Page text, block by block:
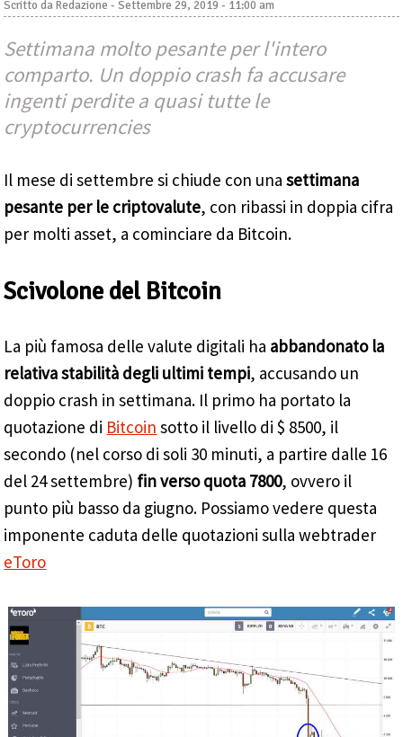
Scritto daRedazione -Settembre 29, 2019 - 11:00 am
Settimana molto pesante per l'intero
comparto. Un doppio crash fa accusare
ingenti perdite a quasi tutte le
cryptocurrencies
Il mese di settembre si chiude con unasettimana
pesante per le criptovalute, con ribassi in doppia cifra
per molti asset, a cominciare da Bitcoin.
Scivolone del Bitcoin
La più famosa delle valute digitali ha abbandonato la
relativa stabilità degli ultimi tempi, accusando un
doppio crash in settimana. Il primo ha portato la
quotazione di Bitcoin sotto il livello di $ 8500, il
secondo (nel corso di soli 30 minuti, a partire dalle 16
del 24 settembre) fin verso quota 7800, ovvero il
punto più basso da giugno. Possiamo vedere questa
imponente caduta delle quotazioni sulla webtrader
eToro